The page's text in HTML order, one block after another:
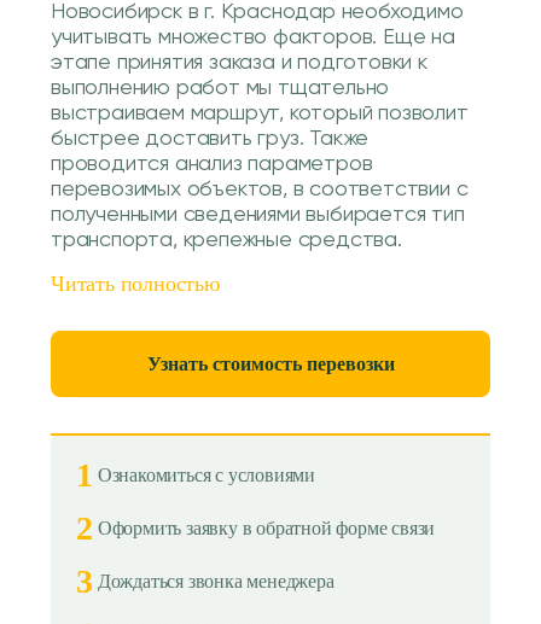
Новосибирск в г. Краснодар необходимо
учитывать множество факторов. Еще на
этапе принятия заказа и подготовки к
выполнению работ мы тщательно
выстраиваем маршрут, который позволит
быстрее доставить груз. Также
проводится анализ параметров
перевозимых объектов, в соответствии с
полученными сведениями выбирается тип
транспорта, крепежные средства.
Читать полностью
Узнать стоимость перевозки
1 Ознакомиться с условиями
2 Оформить заявку в обратной форме связи
3 Дождаться звонка менеджера